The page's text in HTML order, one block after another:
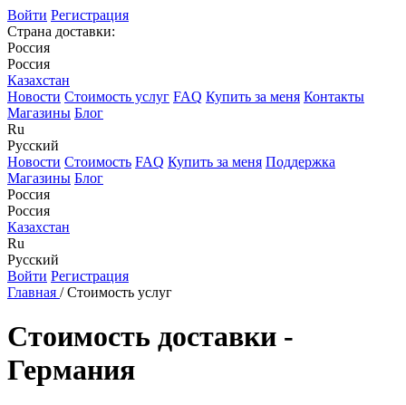
Войти Регистрация
Страна доставки:
Россия
Россия
Казахстан
Новости Стоимость услуг FAQ Купить за меня Контакты
Магазины Блог
Ru
Русский
Новости Стоимость FAQ Купить за меня Поддержка
Магазины Блог
Россия
Россия
Казахстан
Ru
Русский
Войти Регистрация
Главная /Стоимость услуг
Стоимость доставки -
Германия